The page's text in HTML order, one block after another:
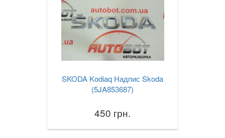
SKODA Kodiaq Надпис Skoda
(5JA853687)
450 грн.